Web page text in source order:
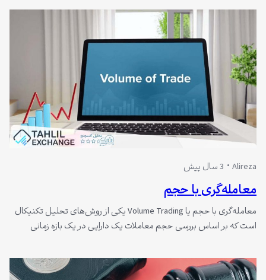
در روند قیمتی استفاده کنند تا الگوهای بازار را شناسایی کنند و پیش بینی
حرکت‌های قیمتی براساس حجم معاملات انجام دهند.…
Alireza 3 سال پیش
معامله‌گری با حجم
معامله‌گری با حجم یا Volume Trading یکی از روش‌های تحلیل تکنیکال
است که بر اساس بررسی حجم معاملات یک دارایی در یک بازه زمانی
یا فروش، قدرت یا ضعف روند، تایید یا رد الگوها و احتمال تغییر روند را در
بازار شناسایی کنند.…